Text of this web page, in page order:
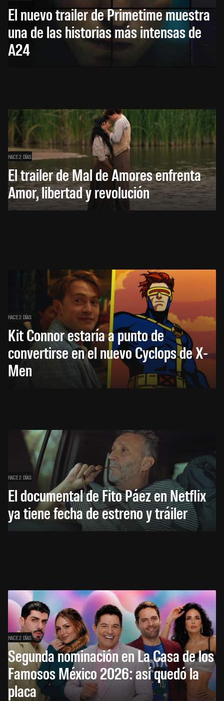
El nuevo trailer de Primetime muestra
una de las historias más intensas de
A24
HACE 2 DÍAS
El trailer de Mal de Amores enfrenta
Amor, libertad y revolución
HACE 2 DÍAS
Kit Connor estaría a punto de
convertirse en el nuevo Cyclops de X-
Men
HACE 2 DÍAS
El documental de Fito Páez en Netflix
ya tiene fecha de estreno y tráiler
HACE 2 DÍAS
Segunda nominación en La Casa de los
Famosos México 2026: así quedó la
placa